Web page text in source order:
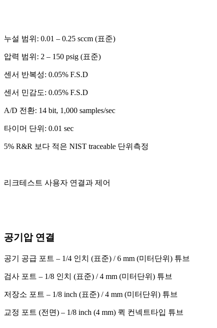
누설 범위: 0.01 – 0.25 sccm (표준)
압력 범위: 2 – 150 psig (표준)
센서 반복성: 0.05% F.S.D
센서 민감도: 0.05% F.S.D
A/D 전환: 14 bit, 1,000 samples/sec
타이머 단위: 0.01 sec
5% R&R 보다 적은 NIST traceable 단위측정
리크테스트 사용자 연결과 제어
공기압 연결
공기 공급 포트 – 1/4 인치 (표준) / 6 mm (미터단위) 튜브
검사 포트 – 1/8 인치 (표준) / 4 mm (미터단위) 튜브
저장소 포트 – 1/8 inch (표준) / 4 mm (미터단위) 튜브
교정 포트 (전면) – 1/8 inch (4 mm) 퀵 컨넥트타입 튜브